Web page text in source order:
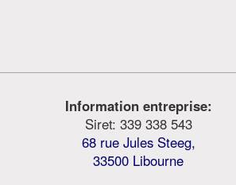
Information entreprise:
Siret: 339 338 543
68 rue Jules Steeg,
33500 Libourne